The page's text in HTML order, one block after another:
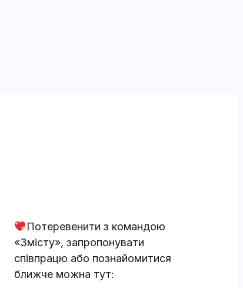
Потеревенити з командою
«Змісту», запропонувати
співпрацю або познайомитися
ближче можна тут: